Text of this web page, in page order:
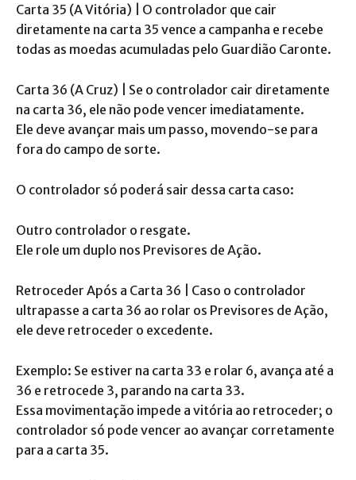
Carta 35 (A Vitória) | O controlador que cair
diretamente na carta 35 vence a campanha e recebe
todas as moedas acumuladas pelo Guardião Caronte.
Carta 36 (A Cruz) | Se o controlador cair diretamente
na carta 36, ele não pode vencer imediatamente.
Ele deve avançar mais um passo, movendo-se para
fora do campo de sorte.
O controlador só poderá sair dessa carta caso:
Outro controlador o resgate.
Ele role um duplo nos Previsores de Ação.
Retroceder Após a Carta 36 | Caso o controlador
ultrapasse a carta 36 ao rolar os Previsores de Ação,
ele deve retroceder o excedente.
Exemplo: Se estiver na carta 33 e rolar 6, avança até a
36 e retrocede 3, parando na carta 33.
Essa movimentação impede a vitória ao retroceder; o
controlador só pode vencer ao avançar corretamente
para a carta 35.